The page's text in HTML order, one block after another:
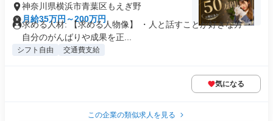
神奈川県横浜市青葉区もえぎ野
月給35万円～200万円
求める人材: 【求める人物像】 ・人と話すことが好きな方 ・
自分のがんばりや成果を正...
シフト自由 交通費支給
気になる
この企業の類似求人を見る